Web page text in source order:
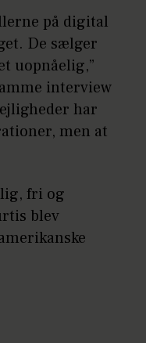
på digital
De sælger
uopnåelig,”
interview
har
men at
fri og
blev